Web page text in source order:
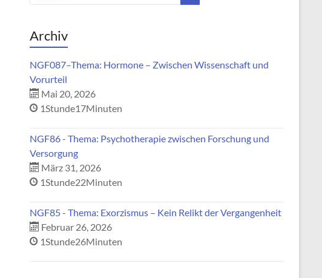
Archiv
NGF087–Thema: Hormone – Zwischen Wissenschaft und
Vorurteil
Mai 20, 2026
1Stunde17Minuten
NGF86 - Thema: Psychotherapie zwischen Forschung und
Versorgung
März 31, 2026
1Stunde22Minuten
NGF85 - Thema: Exorzismus – Kein Relikt der Vergangenheit
Februar 26, 2026
1Stunde26Minuten